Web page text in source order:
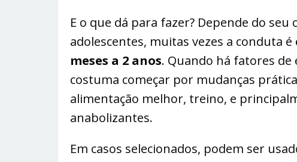
E o que dá para fazer? Depende do seu
adolescentes, muitas vezes a conduta é
meses a 2 anos. Quando há fatores de
costuma começar por mudanças
alimentação melhor, treino, e
anabolizantes.
Em casos selecionados, podem ser